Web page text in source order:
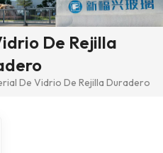
De Rejilla
De Vidrio De Rejilla Duradero